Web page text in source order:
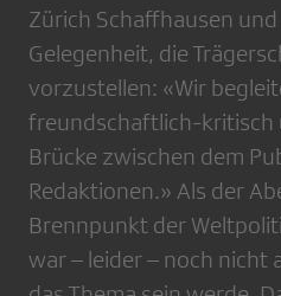
Zürich Schaffhausen
Gelegenheit, die
vorzustellen: «Wir
freundschaftlich-kritisch
Brücke zwischen dem
Redaktionen.» Als der
Brennpunkt der
war – leider – noch nicht